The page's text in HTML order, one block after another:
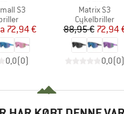
S3
pris
72,94 €
0,0(0)
Artikel
Matrix S3
Produktgruppe
Cykelbriller
Pris
88,95 €Nedsat
72,94
0,0(0)